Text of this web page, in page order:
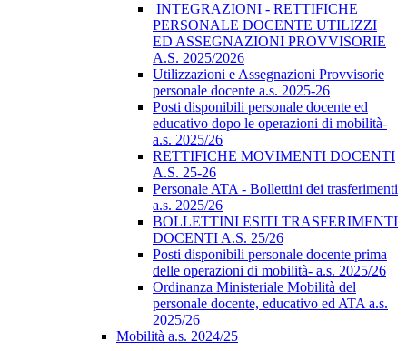
INTEGRAZIONI - RETTIFICHE
PERSONALE DOCENTE UTILIZZI
ED ASSEGNAZIONI PROVVISORIE
A.S. 2025/2026
Utilizzazioni e Assegnazioni Provvisorie
personale docente a.s. 2025-26
Posti disponibili personale docente ed
educativo dopo le operazioni di mobilità-
a.s. 2025/26
RETTIFICHE MOVIMENTI DOCENTI
A.S. 25-26
Personale ATA - Bollettini dei trasferimenti
a.s. 2025/26
BOLLETTINI ESITI TRASFERIMENTI
DOCENTI A.S. 25/26
Posti disponibili personale docente prima
delle operazioni di mobilità- a.s. 2025/26
Ordinanza Ministeriale Mobilità del
personale docente, educativo ed ATA a.s.
2025/26
Mobilità a.s. 2024/25